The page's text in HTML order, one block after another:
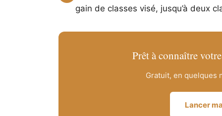
gain de classes visé, jusqu’à deux
Prêt à connaître
Gratuit, en quelques
Lancer